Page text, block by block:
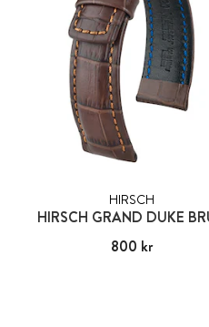
HIRSCH
HIRSCH GRAND DUKE
Pris:800 kr
800 kr